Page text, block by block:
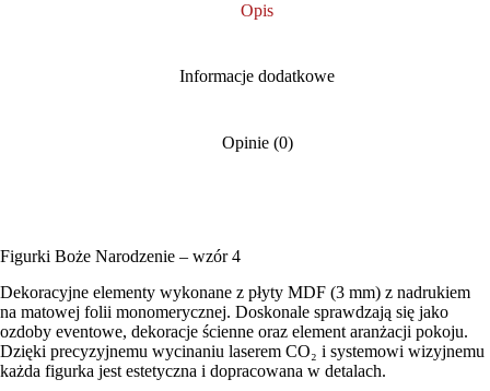
Opis
Informacje dodatkowe
Opinie (0)
Figurki Boże Narodzenie – wzór 4
Dekoracyjne elementy wykonane z płyty MDF (3 mm) z nadrukiem
na matowej folii monomerycznej. Doskonale sprawdzają się jako
ozdoby eventowe, dekoracje ścienne oraz element aranżacji pokoju.
Dzięki precyzyjnemu wycinaniu laserem CO₂ i systemowi wizyjnemu
każda figurka jest estetyczna i dopracowana w detalach.